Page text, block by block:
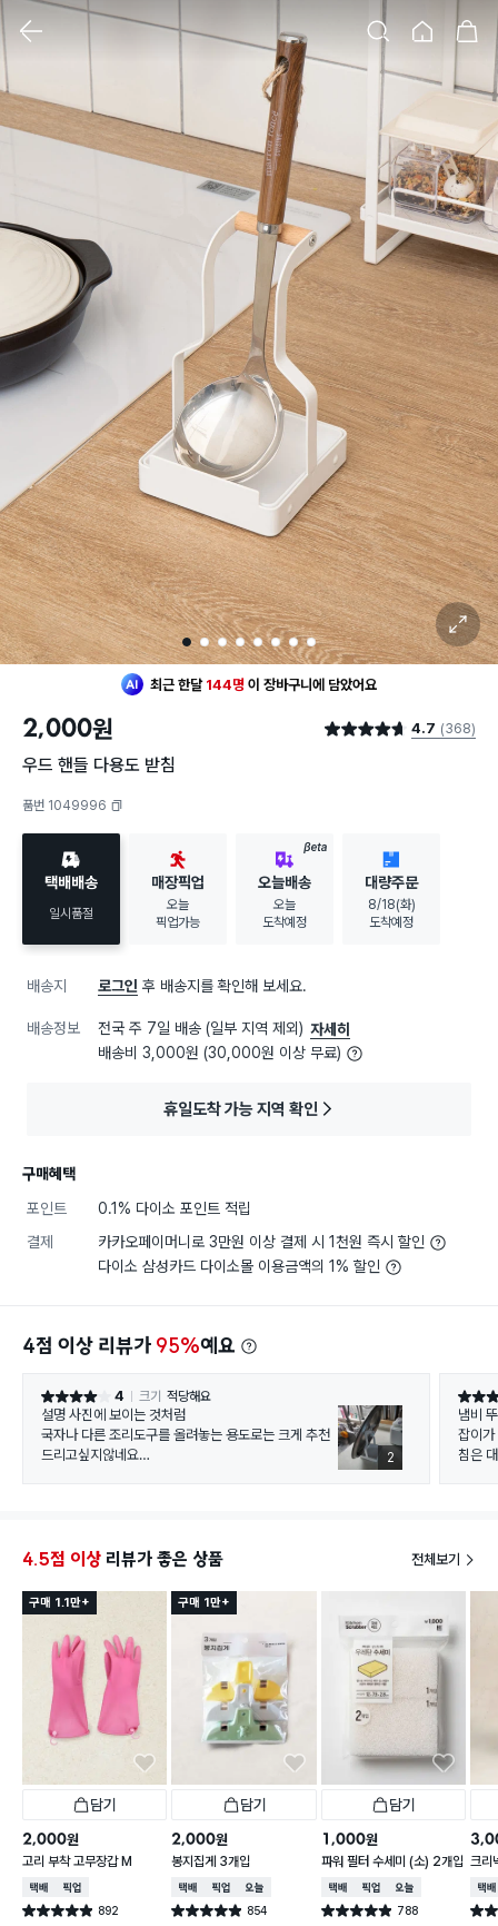
검색
클릭 시 이미지 확대 보기 팝업 열림
1 2 3 4 5 6 7 8
확대 보기
최근 한달 144명 이 장바구니에 담았어요
2,000원 별점 4.7점 4.7 (368)
우드 핸들 다용도 받침
품번 1049996
택배배송
일시품절
매장픽업
오늘
픽업가능
BETA
오늘배송
오늘
도착예정
대량주문
8/18(화)
도착예정
배송지 로그인 후 배송지를 확인해 보세요.
배송정보 전국 주 7일 배송 (일부 지역 제외) 자세히
배송비 3,000원 (30,000원 이상 무료)
휴일도착 가능 지역 확인
구매혜택
포인트
0.1% 다이소 포인트 적립
결제
카카오페이머니로 3만원 이상 결제 시 1천원 즉시 할인
다이소 삼성카드 다이소몰 이용금액의 1% 할인
4점 이상 리뷰가 95%예요
별점 4점 4 크기 적당해요
설명 사진에 보이는 것처럼
국자나 다른 조리도구를 올려놓는 용도로는 크게 추천
드리고싶지않네요
세척도 깔끔하게되서 좋구요
2
별점 4
냄비
잡이가
침은
4.5점 이상 리뷰가 좋은 상품 전체보기
구매 1.1만+
담기
2,000원
고리 부착 고무장갑 M
택배배송매장픽업
별점 4.9점 892
건 작성
구매 1만+
담기
2,000원
봉지집게 3개입
택배배송매장픽업오늘배송
별점 4.9점 854
건 작성
담기
1,000원
파워 필터 수세미 (소) 2개입
택배배송매장픽업오늘배송
별점 4.9점 788
건 작성
크리
주
택배
별점